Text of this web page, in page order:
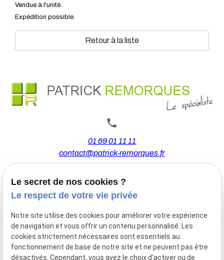
Vendue à l'unité.
Expédition possible.
Retour à la liste
01 69 01 11 11
contact@patrick-remorques.fr
44 Avenue de la Division Leclerc
91160 BALLAINVILLIERS
Du Mardi au Samedi
De 9h00 à 12h30 et de 13h30 à 18h00
Le Lundi sur rendez-vous.
Le secret de nos cookies ?
Le respect de votre vie privée
Notre site utilise des cookies pour améliorer votre expérience
de navigation et vous offrir un contenu personnalisé. Les
cookies strictement nécessaires sont essentiels au
fonctionnement de base de notre site et ne peuvent pas être
désactivés. Cependant, vous avez le choix d'activer ou de